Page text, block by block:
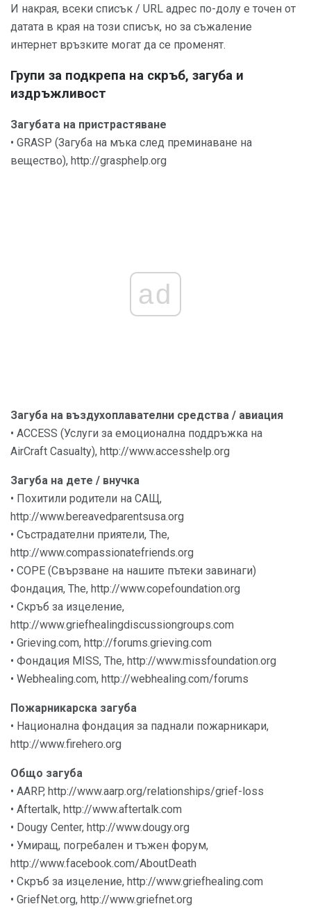
И накрая, всеки списък / URL адрес по-долу е точен от
датата в края на този списък, но за съжаление
интернет връзките могат да се променят.
Групи за подкрепа на скръб, загуба и
издръжливост
Загубата на пристрастяване
• GRASP (Загуба на мъка след преминаване на
вещество), http://grasphelp.org
ad
Загуба на въздухоплавателни средства / авиация
• ACCESS (Услуги за емоционална поддръжка на
AirCraft Casualty), http://www.accesshelp.org
Загуба на дете / внучка
• Похитили родители на САЩ,
http://www.bereavedparentsusa.org
• Състрадателни приятели, The,
http://www.compassionatefriends.org
• COPE (Свързване на нашите пътеки завинаги)
Фондация, The, http://www.copefoundation.org
• Скръб за изцеление,
http://www.griefhealingdiscussiongroups.com
• Grieving.com, http://forums.grieving.com
• Фондация MISS, The, http://www.missfoundation.org
• Webhealing.com, http://webhealing.com/forums
Пожарникарска загуба
• Национална фондация за паднали пожарникари,
http://www.firehero.org
Общо загуба
• AARP, http://www.aarp.org/relationships/grief-loss
• Aftertalk, http://www.aftertalk.com
• Dougy Center, http://www.dougy.org
• Умиращ, погребален и тъжен форум,
http://www.facebook.com/AboutDeath
• Скръб за изцеление, http://www.griefhealing.com
• GriefNet.org, http://www.griefnet.org